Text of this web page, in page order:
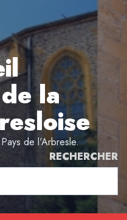
la
de l'Arbresle.
RECHERCHER